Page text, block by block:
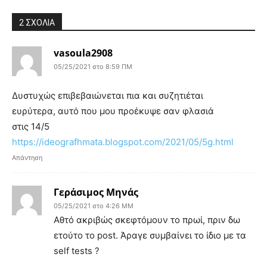
2 ΣΧΟΛΙΑ
vasoula2908
05/25/2021 στο 8:59 ΠΜ
Δυστυχώς επιβεβαιώνεται πια και συζητιέται
ευρύτερα, αυτό που μου προέκυψε σαν φλασιά
στις 14/5
https://ideografhmata.blogspot.com/2021/05/5g.html
Απάντηση
Γεράσιμος Μηνάς
05/25/2021 στο 4:26 ΜΜ
Αθτό ακριβώς σκεφτόμουν το πρωί, πριν δω
ετούτο το post. Άραγε συμβαίνει το ίδιο με τα
self tests ?